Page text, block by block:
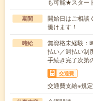
も可能★スター
期間
開始日はご相
働けます！
時給
無資格未経験
払い／週払い制
手続き完了次第
交通費
交通費支給※規